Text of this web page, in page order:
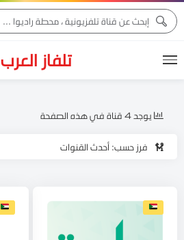
تلفاز العرب
فرز حسب: أحدث القنوات
يوجد 4 قناة في هذه الصفحة